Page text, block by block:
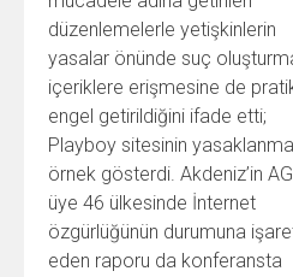
düzenlemelerle yetişkinlerin
yasalar önünde suç
içeriklere erişmesine de
engel getirildiğini ifade etti;
Playboy sitesinin
örnek gösterdi. Akdeniz’in
üye 46 ülkesinde İnternet
özgürlüğünün durumuna
eden raporu da konferansta